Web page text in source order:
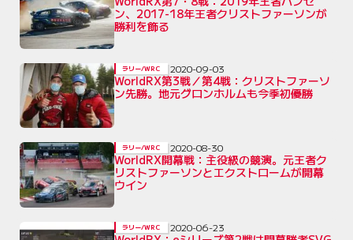
ン、2017-18年王者クリストファーソンが
勝利を飾る
WorldRX第3戦／第4戦：クリストファーソ
ン先勝。地元グロンホルムも今季初優勝
ラリー/WRC 2020-09-03
WorldRX開幕戦：主役級の競演。元王者ク
リストファーソンとエクストロームが開幕
ウイン
ラリー/WRC 2020-08-30
ラリー/WRC 2020-06-23